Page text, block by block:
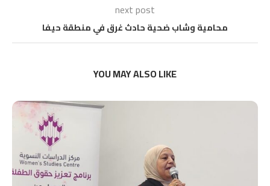
next post
محامية وشاب ضحية حادث غرق في منطقة حيفا
YOU MAY ALSO LIKE